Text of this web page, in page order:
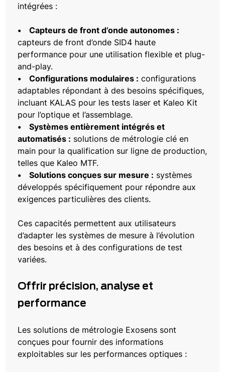
intégrées :
• Capteurs de front d’onde autonomes :
capteurs de front d’onde SID4 haute
performance pour une utilisation flexible et plug-
and-play.
• Configurations modulaires : configurations
adaptables répondant à des besoins spécifiques,
incluant KALAS pour les tests laser et Kaleo Kit
pour l’optique et l’assemblage.
• Systèmes entièrement intégrés et
automatisés : solutions de métrologie clé en
main pour la qualification sur ligne de production,
telles que Kaleo MTF.
• Solutions conçues sur mesure : systèmes
développés spécifiquement pour répondre aux
exigences particulières des clients.
Ces capacités permettent aux utilisateurs
d’adapter les systèmes de mesure à l’évolution
des besoins et à des configurations de test
variées.
Offrir précision, analyse et
performance
Les solutions de métrologie Exosens sont
conçues pour fournir des informations
exploitables sur les performances optiques :